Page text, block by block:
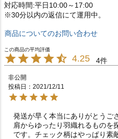
対応時間:平日10:00～17:00
※30分以内の返信にて運用中。
商品についてのお問い合わせ
4.25 4
非公開
投稿日
2021/12/11
発送が早く本当にありがとうご
肩からゆったり羽織れるものを
です。チェック柄はやっぱり素